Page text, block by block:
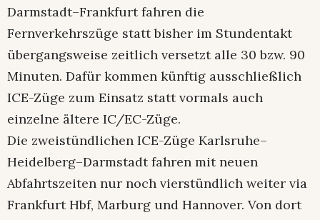
Darmstadt–Frankfurt fahren die
Fernverkehrszüge statt bisher im Stundentakt
übergangsweise zeitlich versetzt alle 30 bzw. 90
Minuten. Dafür kommen künftig ausschließlich
ICE-Züge zum Einsatz statt vormals auch
einzelne ältere IC/EC-Züge.
Die zweistündlichen ICE-Züge Karlsruhe–
Heidelberg–Darmstadt fahren mit neuen
Abfahrtszeiten nur noch vierstündlich weiter via
Frankfurt Hbf, Marburg und Hannover. Von dort